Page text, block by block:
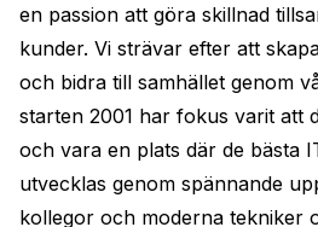
en passion att göra skillnad
kunder. Vi strävar efter att
och bidra till samhället genom
starten 2001 har fokus varit att
och vara en plats där de bästa
utvecklas genom spännande
kollegor och moderna tekniker